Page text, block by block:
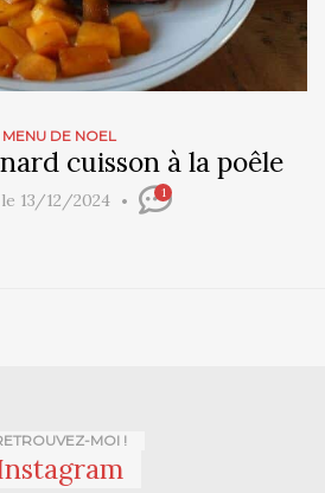
MENU DE NOEL
cuisson à la poêle
13/12/2024 1
MOI !